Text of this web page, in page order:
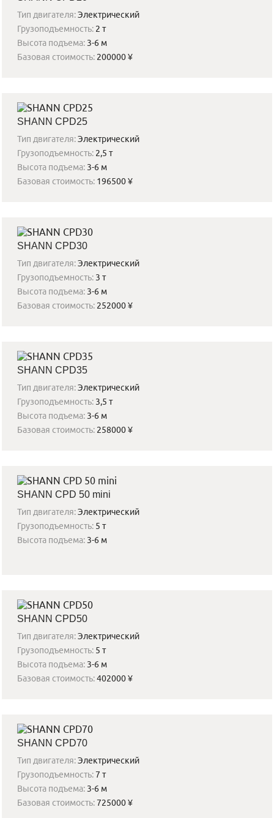
Тип двигателя:Электрический
Грузоподъемность: 2 т
Высота подъема: 3-6 м
Базовая стоимость: 200000 ¥
SHANN CPD25
Тип двигателя:Электрический
Грузоподъемность: 2,5 т
Высота подъема: 3-6 м
Базовая стоимость: 196500 ¥
SHANN CPD30
Тип двигателя:Электрический
Грузоподъемность: 3 т
Высота подъема: 3-6 м
Базовая стоимость: 252000 ¥
SHANN CPD35
Тип двигателя:Электрический
Грузоподъемность: 3,5 т
Высота подъема: 3-6 м
Базовая стоимость: 258000 ¥
SHANN CPD 50 mini
Тип двигателя:Электрический
Грузоподъемность: 5 т
Высота подъема: 3-6 м
SHANN CPD50
Тип двигателя:Электрический
Грузоподъемность: 5 т
Высота подъема: 3-6 м
Базовая стоимость:402000 ¥
SHANN CPD70
Тип двигателя:Электрический
Грузоподъемность:7 т
Высота подъема: 3-6 м
Базовая стоимость:725000 ¥